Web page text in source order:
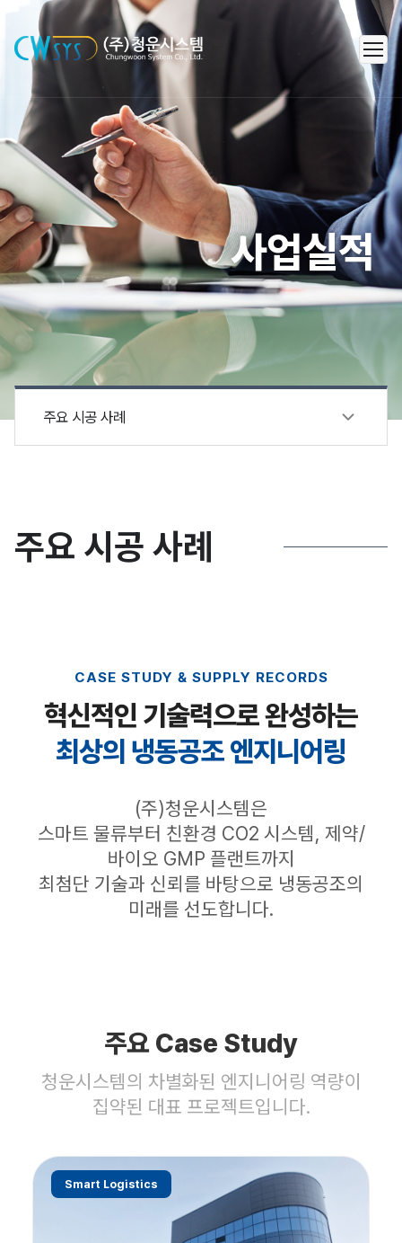
㈜청운시스템 - 캐리어 공조 시스
사업실적
주요 시공 사례
주요 시공 사례
CASE STUDY & SUPPLY RECORDS
혁신적인 기술력으로 완성하는
최상의 냉동공조 엔지니어링
(주)청운시스템은
스마트 물류부터 친환경 CO2 시스템, 제약/
바이오 GMP 플랜트까지
최첨단 기술과 신뢰를 바탕으로 냉동공조의
미래를 선도합니다.
주요 Case Study
청운시스템의 차별화된 엔지니어링 역량이
집약된 대표 프로젝트입니다.
Smart Logistics